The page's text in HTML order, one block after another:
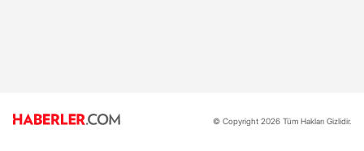
© Copyright 2026 Tüm Hakları Gizlidir.